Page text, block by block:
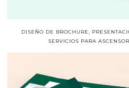
DISEÑO DE BROCHURE,
SERVICIOS PARA